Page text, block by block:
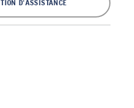
D'ASSISTANCE